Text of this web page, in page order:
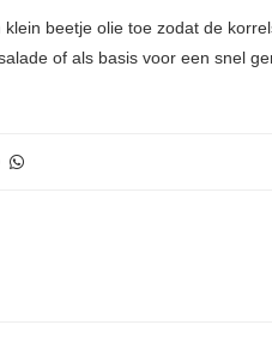
beetje olie toe zodat de
of als basis voor een snel